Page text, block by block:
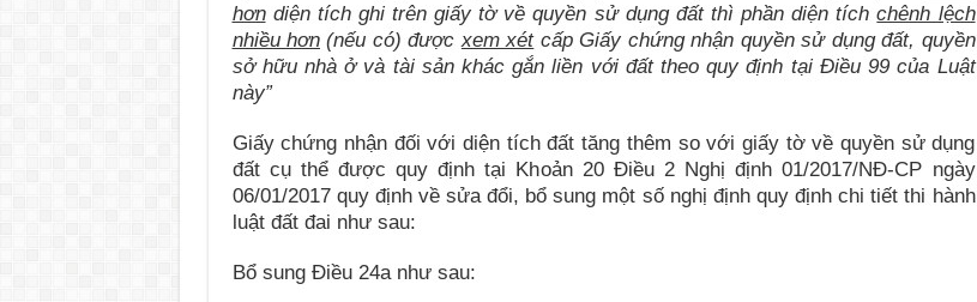
hơndiện tích ghi trên giấy tờ về quyền sử dụng đất thì phần diện tíchchênh lệch
nhiều hơn(nếu có) được xem xétcấp Giấy chứng nhận quyền sử dụng đất, quyền
sở hữu nhà ở và tài sản khác gắn liền với đất theo quy định tại Điều 99 của Luật
này”
Giấy chứng nhận đối với diện tích đất tăng thêm so với giấy tờ về quyền sử dụng
đất cụ thể được quy định tại Khoản 20 Điều 2 Nghị định 01/2017/NĐ-CP ngày
06/01/2017 quy định về sửa đổi, bổ sung một số nghị định quy định chi tiết thi hành
luật đất đai như sau:
Bổ sung Điều 24a như sau: